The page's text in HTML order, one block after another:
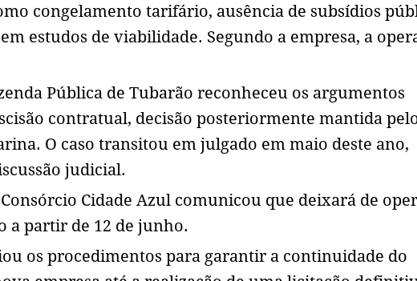
congelamento tarifário, ausência de subsídios
estudos de viabilidade. Segundo a empresa, a
Pública de Tubarão reconheceu os argumentos
contratual, decisão posteriormente mantida
O caso transitou em julgado em maio deste ano,
judicial.
Cidade Azul comunicou que deixará de
partir de 12 de junho.
os procedimentos para garantir a continuidade do